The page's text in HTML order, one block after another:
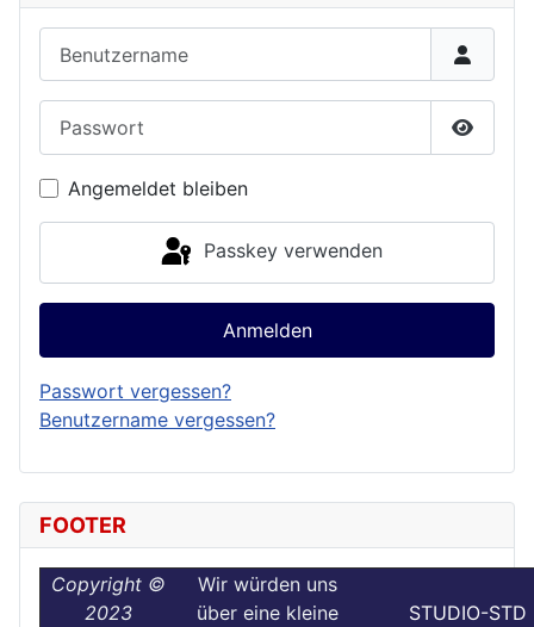
Angemeldet bleiben
Passkey verwenden
Anmelden
Passwort vergessen?
Benutzername vergessen?
FOOTER
Copyright ©
2023
Wir würden uns
über eine kleine
STUDIO-STD